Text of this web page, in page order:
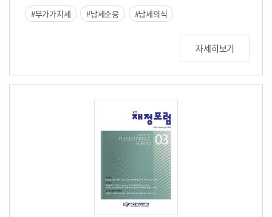
부가가치세 납세순응 납세의식
자세히보기